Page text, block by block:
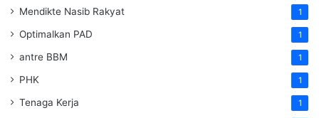
Mendikte Nasib Rakyat 1
Optimalkan PAD 1
antre BBM 1
PHK 1
Tenaga Kerja 1